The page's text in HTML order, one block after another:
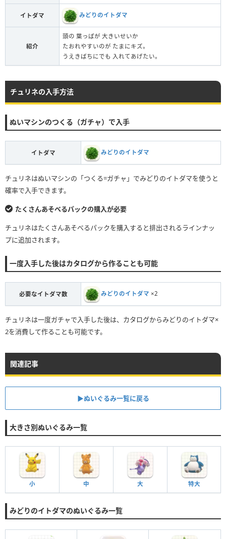
イトダマ みどりのイトダマ
紹介
頭の 葉っぱが 大きいせいか
たおれやすいのが たまにキズ。
うえきばちにでも 入れてあげたい。
チュリネの入手方法
ぬいマシンのつくる（ガチャ）で入手
イトダマ みどりのイトダマ
チュリネはぬいマシンの「つくる=ガチャ」でみどりのイトダマを使うと
確率で入手できます。
たくさんあそべるパックの購入が必要
チュリネはたくさんあそべるパックを購入すると排出されるラインナッ
プに追加されます。
一度入手した後はカタログから作ることも可能
必要なイトダマ数 みどりのイトダマ ×2
チュリネは一度ガチャで入手した後は、カタログからみどりのイトダマ×
2を消費して作ることも可能です。
関連記事
▶︎ぬいぐるみ一覧に戻る
大きさ別ぬいぐるみ一覧
小 中 大 特大
みどりのイトダマのぬいぐるみ一覧